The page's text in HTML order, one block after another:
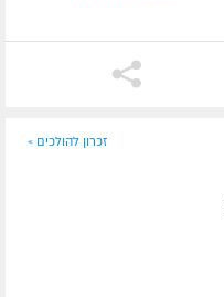
זכרון להולכים »